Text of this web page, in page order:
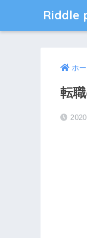
Riddle
ホ
転